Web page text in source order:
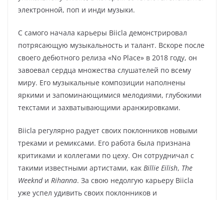
электронной, поп и инди музыки.
С самого начала карьеры Biicla демонстрировал
потрясающую музыкальность и талант. Вскоре после
своего дебютного релиза «No Place» в 2018 году, он
завоевал сердца множества слушателей по всему
миру. Его музыкальные композиции наполнены
яркими и запоминающимися мелодиями, глубокими
текстами и захватывающими аранжировками.
Biicla регулярно радует своих поклонников новыми
треками и ремиксами. Его работа была признана
критиками и коллегами по цеху. Он сотрудничал с
такими известными артистами, как Billie Eilish, The
Weekndи Rihanna. За свою недолгую карьеру Biicla
уже успел удивить своих поклонников и